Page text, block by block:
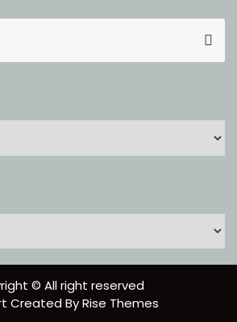
S
a
© All right reserved
Created ByRise Themes